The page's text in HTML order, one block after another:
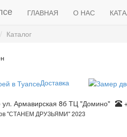
ГЛАВНАЯ О НАС
Каталог
Доставка
ул. Армавирская 8б ТЦ "Домино"
"СТАНЕМ ДРУЗЬЯМИ" 2023